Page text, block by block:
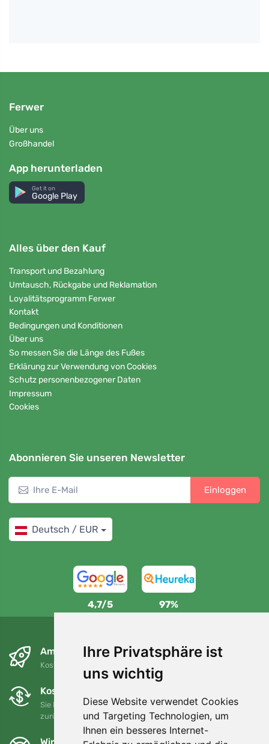
Ihre Privatsphäre ist
uns wichtig
Diese Website verwendet Cookies
und Targeting Technologien, um
Ihnen ein besseres Internet-
Ferwer
Über uns
Großhandel
App herunterladen
Get it on
Google Play
Alles über den Kauf
Transport und Bezahlung
Umtausch, Rückgabe und Reklamation
Loyalitätsprogramm Ferwer
Kontakt
Bedingungen und Konditionen
Über uns
So messen Sie die Länge des Fußes
Erklärung zur Verwendung von Cookies
Schutz personenbezogener Daten
Impressum
Cookies
Abonnieren Sie unseren Newsletter
Einloggen
Deutsch / EUR
4,7/5 97%
Am nächsten Tag und kostenlos
Kostenloser Versand für Bestellungen über 80 EUR
Kostenloser Umtausch und Rückgabe
Sie können Ihre Bestellung jederzeit innerhalb von 90 Tagen
zurückgeben oder umtauschen.